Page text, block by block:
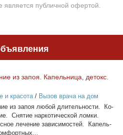
является публичной офертой.
из за­поя. Ка­пель­ни­ца, де­токс.
и красота/ Вызов врача на дом
из за­поя лю­бой дли­тель­но­сти. Ко­
Сня­тие нар­ко­ти­че­ской лом­ки.
ле­че­ние за­ви­си­мо­стей. Ка­пель­